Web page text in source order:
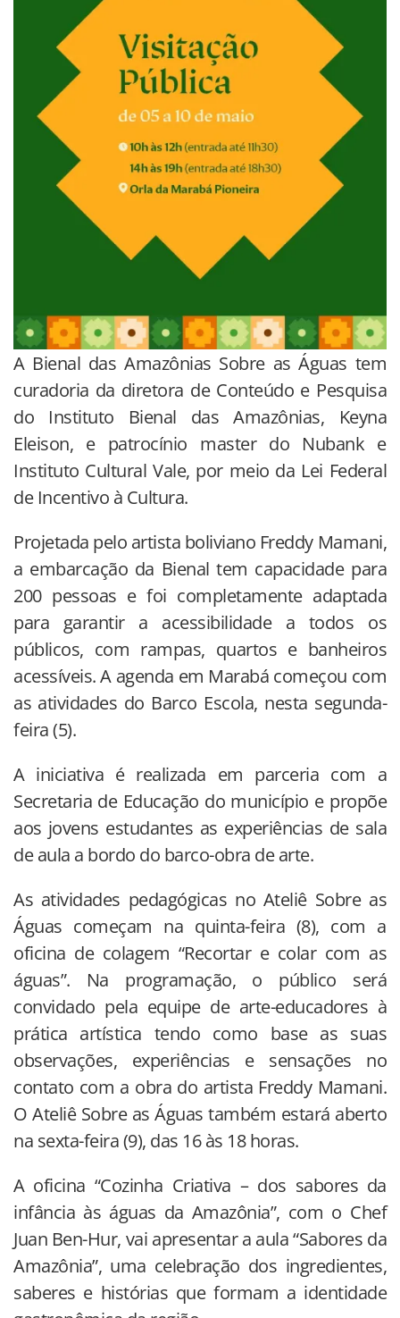
A Bienal das Amazônias Sobre as Águas tem
curadoria da diretora de Conteúdo e Pesquisa
do Instituto Bienal das Amazônias, Keyna
Eleison, e patrocínio master do Nubank e
Instituto Cultural Vale, por meio da Lei Federal
de Incentivo à Cultura.
Projetada pelo artista boliviano Freddy Mamani,
a embarcação da Bienal tem capacidade para
200 pessoas e foi completamente adaptada
para garantir a acessibilidade a todos os
públicos, com rampas, quartos e banheiros
acessíveis. A agenda em Marabá começou com
as atividades do Barco Escola, nesta segunda-
feira (5).
A iniciativa é realizada em parceria com a
Secretaria de Educação do município e propõe
aos jovens estudantes as experiências de sala
de aula a bordo do barco-obra de arte.
As atividades pedagógicas no Ateliê Sobre as
Águas começam na quinta-feira (8), com a
oficina de colagem “Recortar e colar com as
águas”. Na programação, o público será
convidado pela equipe de arte-educadores à
prática artística tendo como base as suas
observações, experiências e sensações no
contato com a obra do artista Freddy Mamani.
O Ateliê Sobre as Águas também estará aberto
na sexta-feira (9), das 16 às 18 horas.
A oficina “Cozinha Criativa – dos sabores da
infância às águas da Amazônia”, com o Chef
Juan Ben-Hur, vai apresentar a aula “Sabores da
Amazônia”, uma celebração dos ingredientes,
saberes e histórias que formam a identidade